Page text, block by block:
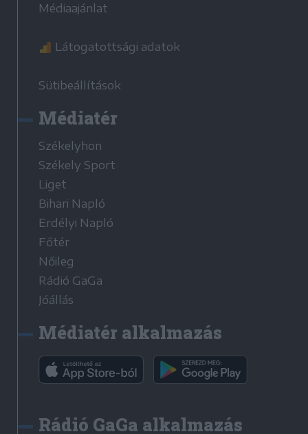
Médiaajánlat
Látogatottsági adatok
Sütibeállítások
Médiatér
Székelyhon
Székely Sport
Liget
Bihari Napló
Erdélyi Napló
Főtér
Nőileg
Rádió GaGa
Jóállás
Médiatér alkalmazás
Rádió GaGa alkalmazás